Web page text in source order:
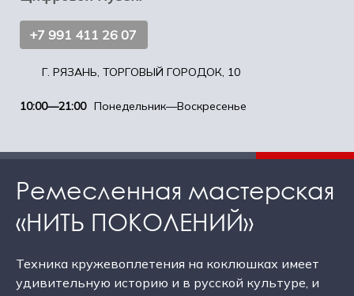
+7 991 411 26 07
Г. РЯЗАНЬ, ТОРГОВЫЙ ГОРОДОК, 10
10:00—21:00 Понедельник—Воскресенье
Ремесленная мастерская
«НИТЬ ПОКОЛЕНИЙ»
Техника кружевоплетения на коклюшках имеет
удивительную историю и в русской культуре, и